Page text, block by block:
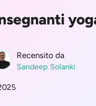
Recensito da
Sandeep Solanki